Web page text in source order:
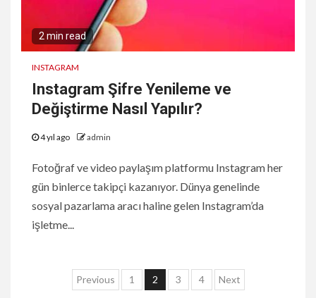
2 min read
INSTAGRAM
Instagram Şifre Yenileme ve
Değiştirme Nasıl Yapılır?
4 yıl ago admin
Fotoğraf ve video paylaşım platformu Instagram her
gün binlerce takipçi kazanıyor. Dünya genelinde
sosyal pazarlama aracı haline gelen Instagram’da
işletme...
Yazı
Previous 1 2 3 4 Next